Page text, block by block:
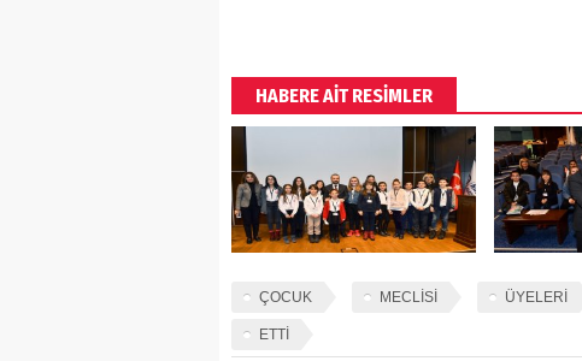
HABERE AİT RESİMLER
ÇOCUK MECLİSİ ÜYELERİ
ETTİ